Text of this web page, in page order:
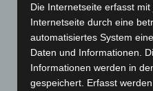
Februar 2024(103)
Januar 2024(111)
Dezember 2023
(130)
November 2023(130)
Die Internetseite erfasst
Internetseite durch eine
automatisiertes System
Daten und Informationen.
Informationen werden in
gespeichert. Erfasst